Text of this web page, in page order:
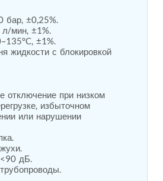
and-Control Carrier
MT)
Nozzle Pressure Ratio Test
Test Benches
Bench
Hydrogen Cylinder Testing
Probe Test Rig – Light
Test Rig for Rudder Actuator
Test Equipment
Test Rig
Test Rig
Modification and Upgrade
бар, ±0,25%.
мин, ±1%.
±1%.
жидкости с блокировкой
отключение при низком
избыточном
или нарушении
дБ.